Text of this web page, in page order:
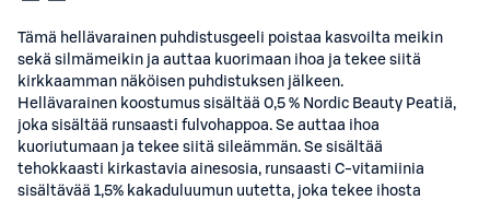
Tämä hellävarainen puhdistusgeeli poistaa kasvoilta meikin
sekä silmämeikin ja auttaa kuorimaan ihoa ja tekee siitä
kirkkaamman näköisen puhdistuksen jälkeen.
Hellävarainen koostumus sisältää 0,5 % Nordic Beauty Peatiä,
joka sisältää runsaasti fulvohappoa. Se auttaa ihoa
kuoriutumaan ja tekee siitä sileämmän. Se sisältää
tehokkaasti kirkastavia ainesosia, runsaasti C-vitamiinia
sisältävää 1,5% kakaduluumun uutetta, joka tekee ihosta